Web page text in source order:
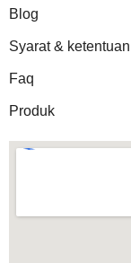
Blog
Syarat & ketentuan
Faq
Produk